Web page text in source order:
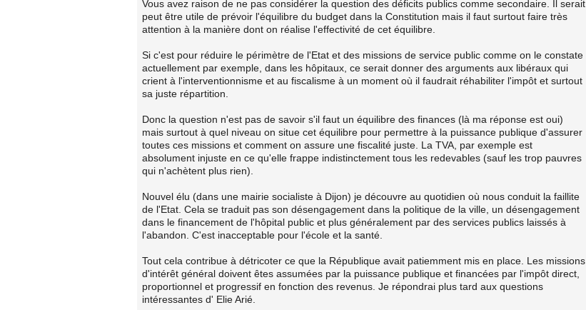
Vous avez raison de ne pas considérer la question des déficits publics comme secondaire. Il serait
peut être utile de prévoir l'équilibre du budget dans la Constitution mais il faut surtout faire très
attention à la manière dont on réalise l'effectivité de cet équilibre.
Si c'est pour réduire le périmètre de l'Etat et des missions de service public comme on le constate
actuellement par exemple, dans les hôpitaux, ce serait donner des arguments aux libéraux qui
crient à l'interventionnisme et au fiscalisme à un moment où il faudrait réhabiliter l'impôt et surtout
sa juste répartition.
Donc la question n'est pas de savoir s'il faut un équilibre des finances (là ma réponse est oui)
mais surtout à quel niveau on situe cet équilibre pour permettre à la puissance publique d'assurer
toutes ces missions et comment on assure une fiscalité juste. La TVA, par exemple est
absolument injuste en ce qu'elle frappe indistinctement tous les redevables (sauf les trop pauvres
qui n'achètent plus rien).
Nouvel élu (dans une mairie socialiste à Dijon) je découvre au quotidien où nous conduit la faillite
de l'Etat. Cela se traduit pas son désengagement dans la politique de la ville, un désengagement
dans le financement de l'hôpital public et plus généralement par des services publics laissés à
l'abandon. C'est inacceptable pour l'école et la santé.
Tout cela contribue à détricoter ce que la République avait patiemment mis en place. Les missions
d'intérêt général doivent êtes assumées par la puissance publique et financées par l'impôt direct,
proportionnel et progressif en fonction des revenus. Je répondrai plus tard aux questions
intéressantes d' Elie Arié.